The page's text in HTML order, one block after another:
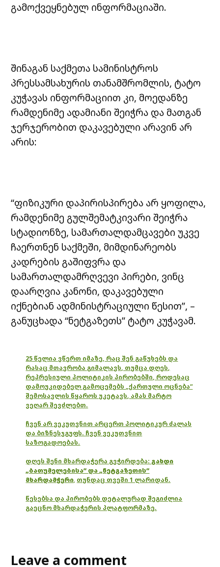
გამოქვეყნებულ ინფორმაციაში.
შინაგან საქმეთა სამინისტროს
პრესსამსახურის თანამშრომლის, ტატო
კუჭავას ინფორმაციით კი, მოედანზე
რამდენიმე ადამიანი შეიჭრა და მათგან
ჯერჯერობით დაკავებული არავინ არ
არის:
“ფიზიკური დაპირისპირება არ ყოფილა,
რამდენიმე გულშემატკივარი შეიჭრა
სტადიონზე, სამართალდამცავები უკვე
ჩაერთნენ საქმეში, მიმდინარეობს
კადრების გაშიფვრა და
სამართალდამრღვევი პირები, ვინც
დაარღვია კანონი, დაკავებული
იქნებიან ადმინისტრაციული წესით”, –
განუცხადა “ნეტგაზეთს” ტატო კუჭავამ.
25 წელია ვწერთ იმაზე, რაც შენ გაწუხებს და
რასაც მთავრობა გიმალავს, თუმცა დღეს,
რეპრესიული პოლიტიკის პირობებში, როდესაც
დამოუკიდებელ გამოცემებს „ქართული ოცნება“
შემოსავლის წყაროს უკეტავს, ამას მარტო
ვეღარ შევძლებთ.
ჩვენ არ ვეკუთვნით არცერთ პოლიტიკურ ძალას
და ბიზნესჯგუფს. ჩვენ ვეკუთვნით
საზოგადოებას.
დღეს შენი მხარდაჭერა გვჭირდება: გახდი
„ბათუმელებისა“ და „ნეტგაზეთის“
მხარდამჭერი, თუნდაც თვეში 1 ლარიდან.
წესებსა და პირობებს დეტალურად შეგიძლია
გაეცნო მხარდაჭერის პლატფორმაზე.
Leave a comment